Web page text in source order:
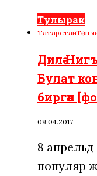
Тулырак
ТатарстанТөп
Дилә
Булат
биргән
09.04.2017
8
популяр